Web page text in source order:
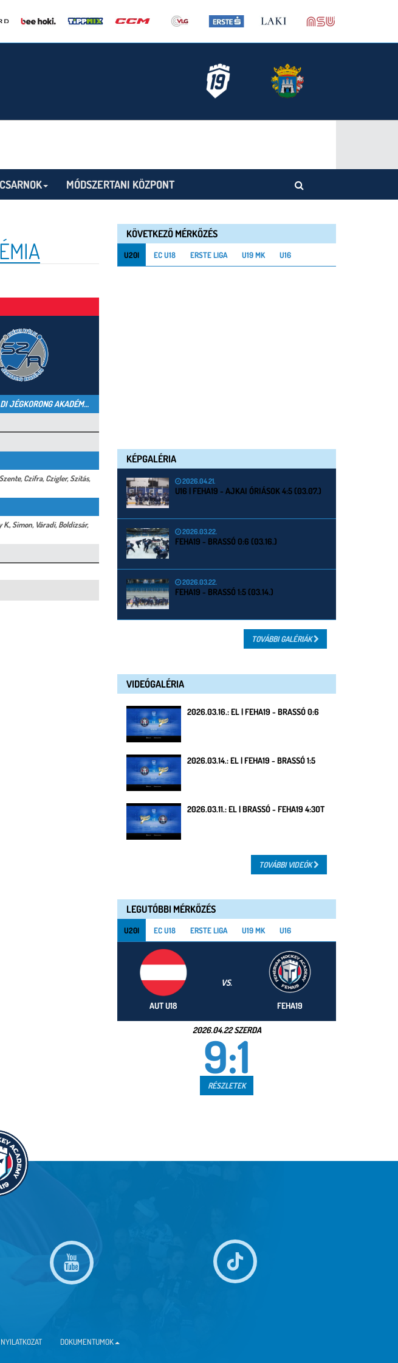
MÓDSZERTANI KÖZPONT
SZÉKELYFÖLDI JÉGKORONG AKADÉMIA
Czifra, Czigler, Szitás,
K., Simon, Váradi, Boldizsár,
KÖVETKEZŐ MÉRKŐZÉS
U20I EC U18 ERSTE LIGA U19 MK U16
KÉPGALÉRIA
2026.04.21.
U16 | FEHA19 - AJKAI ÓRIÁSOK 4:5 (03.07.)
2026.03.22.
FEHA19 - BRASSÓ 0:6 (03.16.)
2026.03.22.
FEHA19 - BRASSÓ 1:5 (03.14.)
TOVÁBBI GALÉRIÁK
VIDEÓGALÉRIA
2026.03.16.: EL | FEHA19 - BRASSÓ 0:6
2026.03.14.: EL | FEHA19 - BRASSÓ 1:5
2026.03.11.: EL | BRASSÓ - FEHA19 4:3OT
TOVÁBBI VIDEÓK
LEGUTÓBBI MÉRKŐZÉS
U20I EC U18 ERSTE LIGA U19 MK U16
AUT U18
VS.
FEHA19
2026.04.22 SZERDA
9:1
RÉSZLETEK
DOKUMENTUMOK